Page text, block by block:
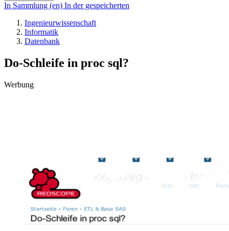
In Sammlung (en) In der gespeicherten
Ingenieurwissenschaft
Informatik
Datenbank
Do-Schleife in proc sql?
Werbung